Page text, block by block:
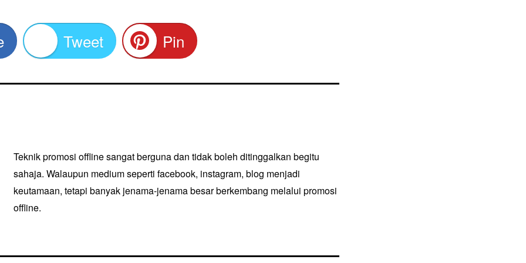
Tweet Pin
​Teknik promosi offline sangat berguna dan tidak boleh ditinggalkan begitu
sahaja. Walaupun medium seperti facebook, instagram, blog menjadi
keutamaan, tetapi banyak jenama-jenama besar berkembang melalui promosi
offline.